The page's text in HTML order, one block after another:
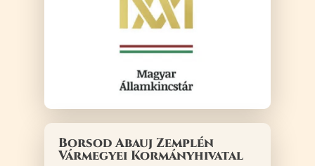
Borsod Abauj Zemplén
Vármegyei Kormányhivatal